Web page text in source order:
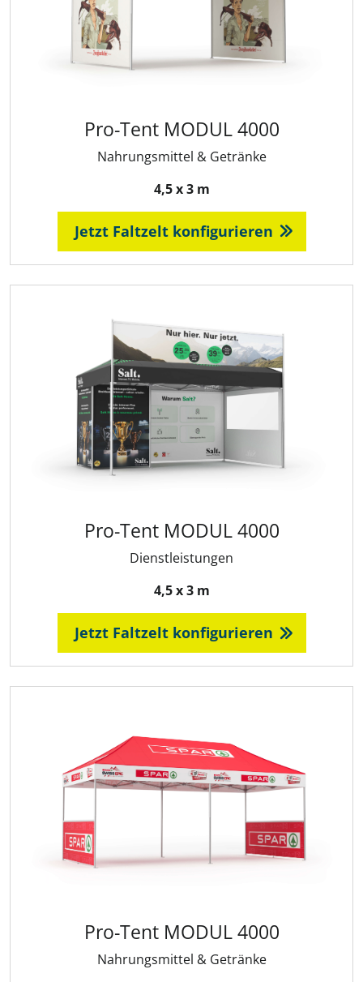
Pro-Tent MODUL 4000
Nahrungsmittel & Getränke
4,5 x 3 m
Jetzt Faltzelt konfigurieren
Pro-Tent MODUL 4000
Dienstleistungen
4,5 x 3 m
Jetzt Faltzelt konfigurieren
Pro-Tent MODUL 4000
Nahrungsmittel & Getränke